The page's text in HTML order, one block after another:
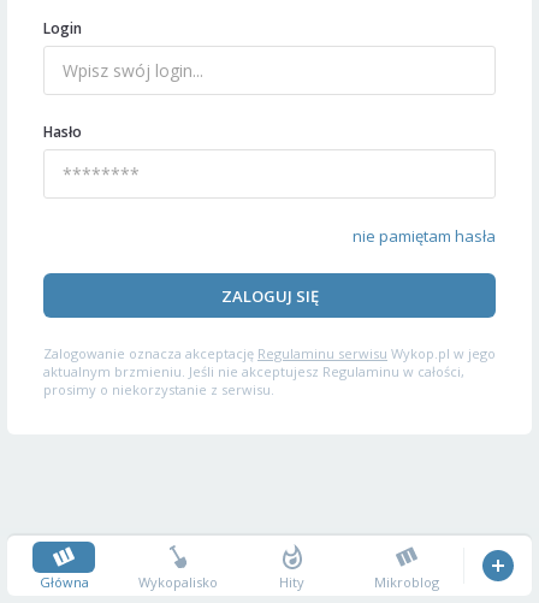
Login
Hasło
nie pamiętam hasła
ZALOGUJ SIĘ
Zalogowanie oznacza akceptację Regulaminu serwisu Wykop.pl w jego
aktualnym brzmieniu. Jeśli nie akceptujesz Regulaminu w całości,
prosimy o niekorzystanie z serwisu.
Główna Wykopalisko Hity Mikroblog